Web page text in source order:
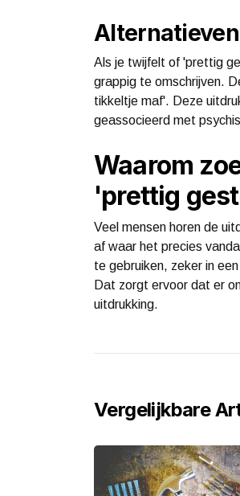
Als je twijfelt of 'prettig
grappig te omschrijven.
tikkeltje maf'. Deze
geassocieerd met
Waarom
'prettig
Veel mensen horen de
af waar het precies
te gebruiken, zeker in
Dat zorgt ervoor dat er
uitdrukking.
Vergelijkbare